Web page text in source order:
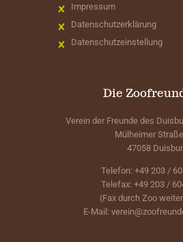
Impressum
Datenschutzerklärung
Datenschutzeinstellung
Die
Verein der Freunde des
Mülheimer
47058
Telefon: +49 203 /
Telefax: +49 203 /
(Fax durch Zoo
E-Mail: